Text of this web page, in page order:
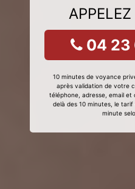
04 23
10 minutes de voyance
après validation de votre
téléphone, adresse, email
delà des 10 minutes, le
minute